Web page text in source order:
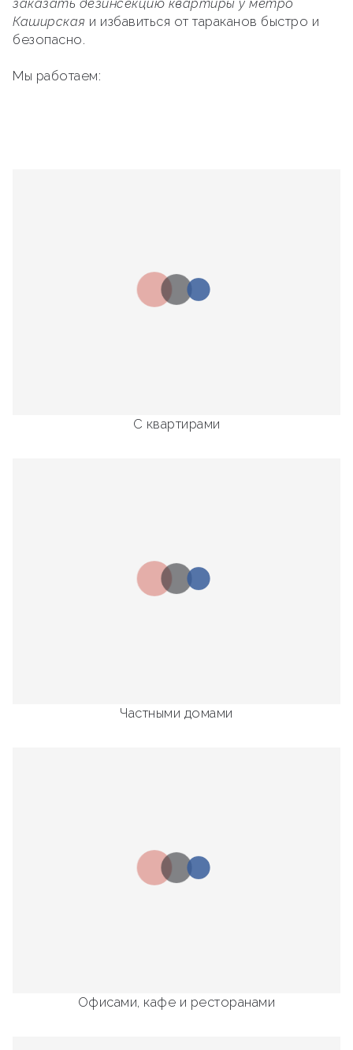
заказать дезинсекцию квартиры у метро
Каширская и избавиться от тараканов быстро и
безопасно.
Мы работаем:
С квартирами
Частными домами
Офисами, кафе и ресторанами